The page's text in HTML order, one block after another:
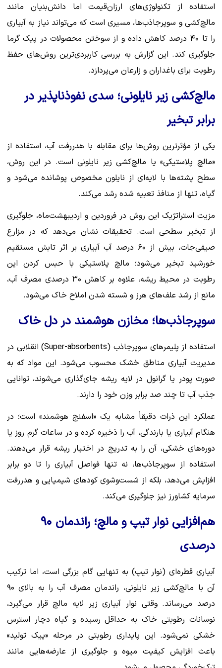
استفاده از تکنولوژی‌های ارزان‌قیمت اما دانش‌بنیان مانند
مالچ‌کشی و سوپرجاذب‌ها، مسیری است که می‌تواند نیاز به آبیاری
را تا ۴۰ درصد کاهش داده و از سوختن محصولات در پیک گرما
جلوگیری کند. این گزارش به بررسی کاربردی‌ترین روش‌های حفظ
رطوبت برای باغداران و زارعان می‌پردازد.
مالچ‌کشی زیر نایلونی؛ سدی نفوذناپذیر در
برابر تبخیر
یکی از مؤثرترین روش‌ها برای مقابله با هدررفت آب، استفاده از
«مالچ پلاستیکی» یا مالچ‌کشی زیر نایلونی است. در این روش،
سطح پشته‌ها با لایه‌ای از نایلون مخصوص پوشانده می‌شود و
گیاه، تنها از منافذ تعبیه شده رشد می‌کند.
مزیت استراتژیک این روش در فروردین و اردیبهشت‌ماه، جلوگیری
از تبخیر سطحی است. تحقیقات نشان می‌دهد که در مزارع
صیفی‌جات، بیش از ۶۰ درصد آب آبیاری بر اثر تابش مستقیم
خورشید تبخیر می‌شود؛ مالچ پلاستیکی با حبس کردن این
رطوبت در محیط ریشه، علاوه بر کاهش ۳۰ درصدی مصرف آب،
مانع از رشد علف‌های هرز و شسته شدن املاح خاک می‌شود.
سوپرجاذب‌ها؛ مخازن هوشمند در دل خاک
استفاده از پلیمرهای سوپرجاذب (Super-absorbents) انقلابی در
مدیریت آبیاری مناطق خشک محسوب می‌شود. این مواد که به
صورت پودر یا گرانول در لایه ریشه جای‌گذاری می‌شوند، توانایی
جذب آب تا چند صد برابر وزن خود را دارند.
عملکرد این ذرات دقیقاً مشابه یک «اسفنج هوشمند» است؛ در
هنگام آبیاری یا بارندگی، آب را ذخیره کرده و در ساعات گرم روز یا
دوره‌های خشکی، آن را به تدریج در اختیار ریشه قرار می‌دهند.
استفاده از سوپرجاذب‌ها، نه تنها فواصل آبیاری را تا دو برابر
افزایش می‌دهد، بلکه از شست‌وشوی کودهای شیمیایی و هدررفت
سرمایه کشاورز نیز جلوگیری می‌کند.
هم‌افزایی نوار تیپ و مالچ؛ راندمان ۹۰
درصدی
آبیاری قطره‌ای (نوار تیپ) به تنهایی گام بزرگی است، اما ترکیب
آن با مالچ‌کشی زیر نایلونی، راندمان مصرف آب را به بالای ۹۰
درصد می‌رساند. وقتی نوار آبیاری زیر لایه مالچ قرار می‌گیرد،
نوسانات رطوبتی خاک به حداقل رسیده و گیاه دچار استرس
خشکی نمی‌شود. این پایداری رطوبتی در مرحله «پیک تولید»
باعث افزایش کیفیت میوه و جلوگیری از عارضه‌هایی مانند